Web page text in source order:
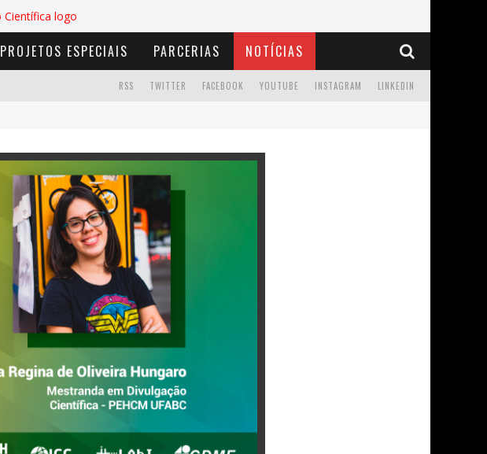
PROJETOS ESPECIAIS PARCERIAS NOTÍCIAS
LINKEDIN
INSTAGRAM
YOUTUBE
FACEBOOK
TWITTER
RSS